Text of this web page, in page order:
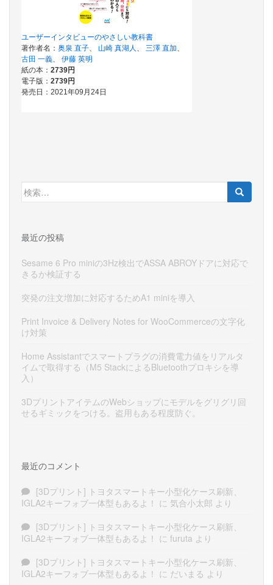
検
索:
最近の投稿
Sesame 6 Pro miniの3Hz検出でASSA ABROYドアに対応で
きるか検証する
突発の注文増加に対応するためA1 miniを導入
Print Invoice & Delivery Notes for WooCommerceの文字化
け対策
Home Assistantでスマートプラグの消費電力値をリアルタ
イムで取得する（M5 StackによるBluetoothプロキシを導
入）
3DプリントアイテムのWebショップにモデルをグリグリ回
せるギミックをつける。盗用もある程度防ぐ。
最近のコメント
[3Dプリント] トヨタスマートキー小型化ケース刷新、
IGLA2キーフォブ一体型もあるよ！ に 気合小太郎 より
[3Dプリント] トヨタスマートキー小型化ケース刷新、
IGLA2キーフォブ一体型もあるよ！ に furuta より
[3Dプリント] トヨタスマートキー小型化ケース刷新、
IGLA2キーフォブ一体型もあるよ！ に だいまる より